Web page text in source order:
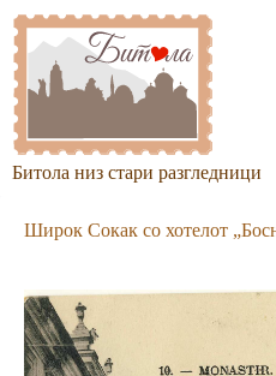
content
Битола низ стари разгледници
Широк Сокак со хотелот